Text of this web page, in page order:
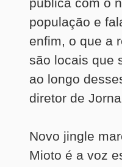
população e
enfim, o que a
são locais que
ao longo
diretor de
Novo jingle
Mioto é a voz